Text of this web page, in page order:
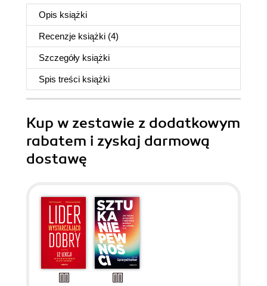
Opis książki
Recenzje książki (4)
Szczegóły książki
Spis treści książki
Kup w zestawie z dodatkowym
rabatem i zyskaj darmową
dostawę